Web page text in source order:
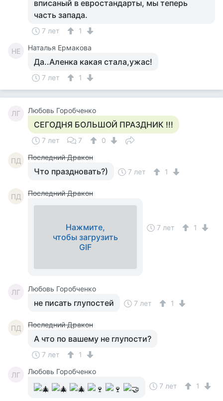
вписаный в евростандарты, мы теперь
часть запада.
7 лет 1
НЕ Наталья Ермакова
Да..Аленка какая стала,ужас!
7 лет 1
ЛГ Любовь Горобченко
СЕГОДНЯ БОЛЬШОЙ ПРАЗДНИК !!!
7 лет 7 0
ПД Последний Дракон
Что праздновать?) 7 лет 1
ПД Последний Дракон
Нажмите,
чтобы загрузить
GIF
7 лет 1
ЛГ Любовь Горобченко
не писать глупостей 7 лет 1
ПД Последний Дракон
А что по вашему не глупости?
7 лет 1
ЛГ
Любовь Горобченко
7 лет
1